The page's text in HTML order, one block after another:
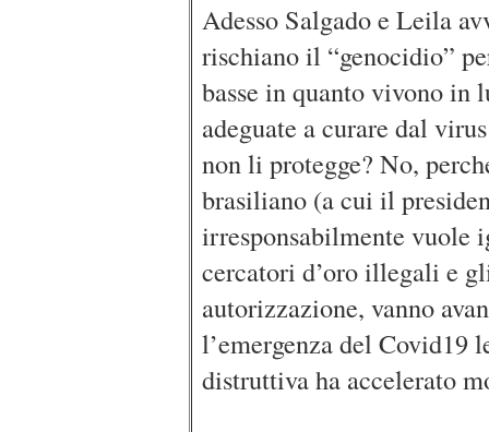
Adesso Salgado e Leila
rischiano il “genocidio”
basse in quanto vivono in
adeguate a curare dal
non li protegge? No,
brasiliano (a cui il
irresponsabilmente vuole
cercatori d’oro illegali e
autorizzazione, vanno
l’emergenza del Covid19
distruttiva ha accelerato